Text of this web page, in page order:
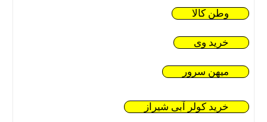
وطن کالا
خرید وی
میهن سرور
خرید کولر آبی شیراز